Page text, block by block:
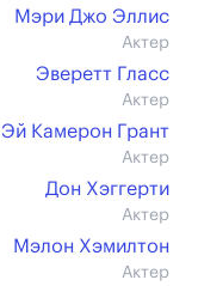
Мэри Джо Эллис
Актер
Эверетт Гласс
Актер
Эй Камерон Грант
Актер
Дон Хэггерти
Актер
Мэлон Хэмилтон
Актер